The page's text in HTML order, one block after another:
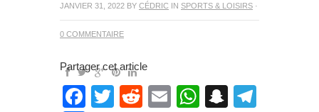
JANVIER 31, 2022 BY CÉDRIC IN SPORTS & LOISIRS ·
0 COMMENTAIRE
Partager cet article
Facebook
Twitter
RedditEmailWhatsApp